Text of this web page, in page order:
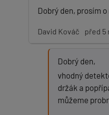
Dobrý den, prosím
David Kováč před 5
Dobrý den,
vhodný
držák a
můžeme